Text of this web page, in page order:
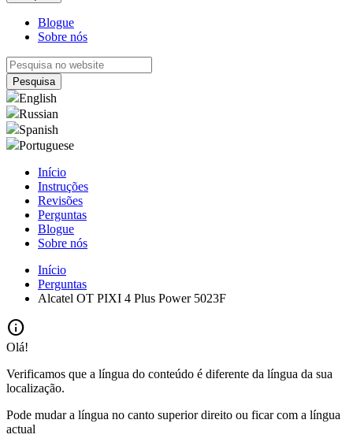
Blogue
Sobre nós
English
Russian
Spanish
Portuguese
Início
Instruções
Revisões
Perguntas
Blogue
Sobre nós
Início
Perguntas
Alcatel OT PIXI 4 Plus Power 5023F
info
Olá!
Verificamos que a língua do conteúdo é diferente da língua da sua
localização.
Pode mudar a língua no canto superior direito ou ficar com a língua
actual